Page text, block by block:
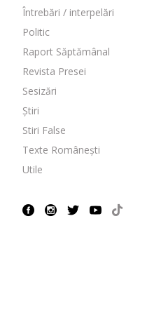
Întrebări / interpelări
Politic
Raport Săptămânal
Revista Presei
Sesizări
Știri
Stiri False
Texte Românești
Utile